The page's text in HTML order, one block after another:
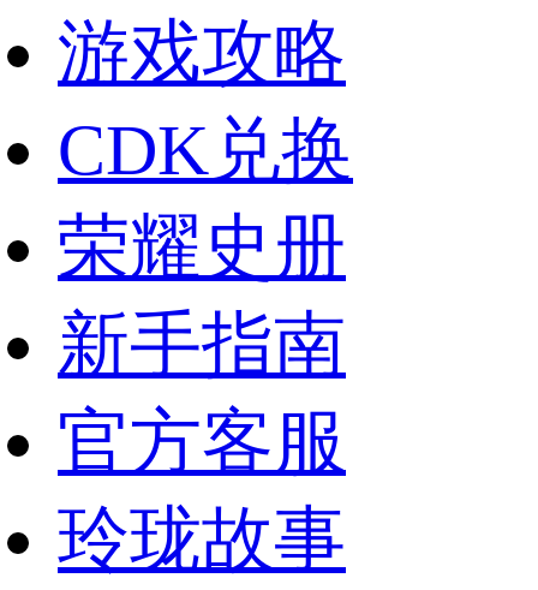
游戏攻略
CDK兑换
荣耀史册
新手指南
官方客服
玲珑故事